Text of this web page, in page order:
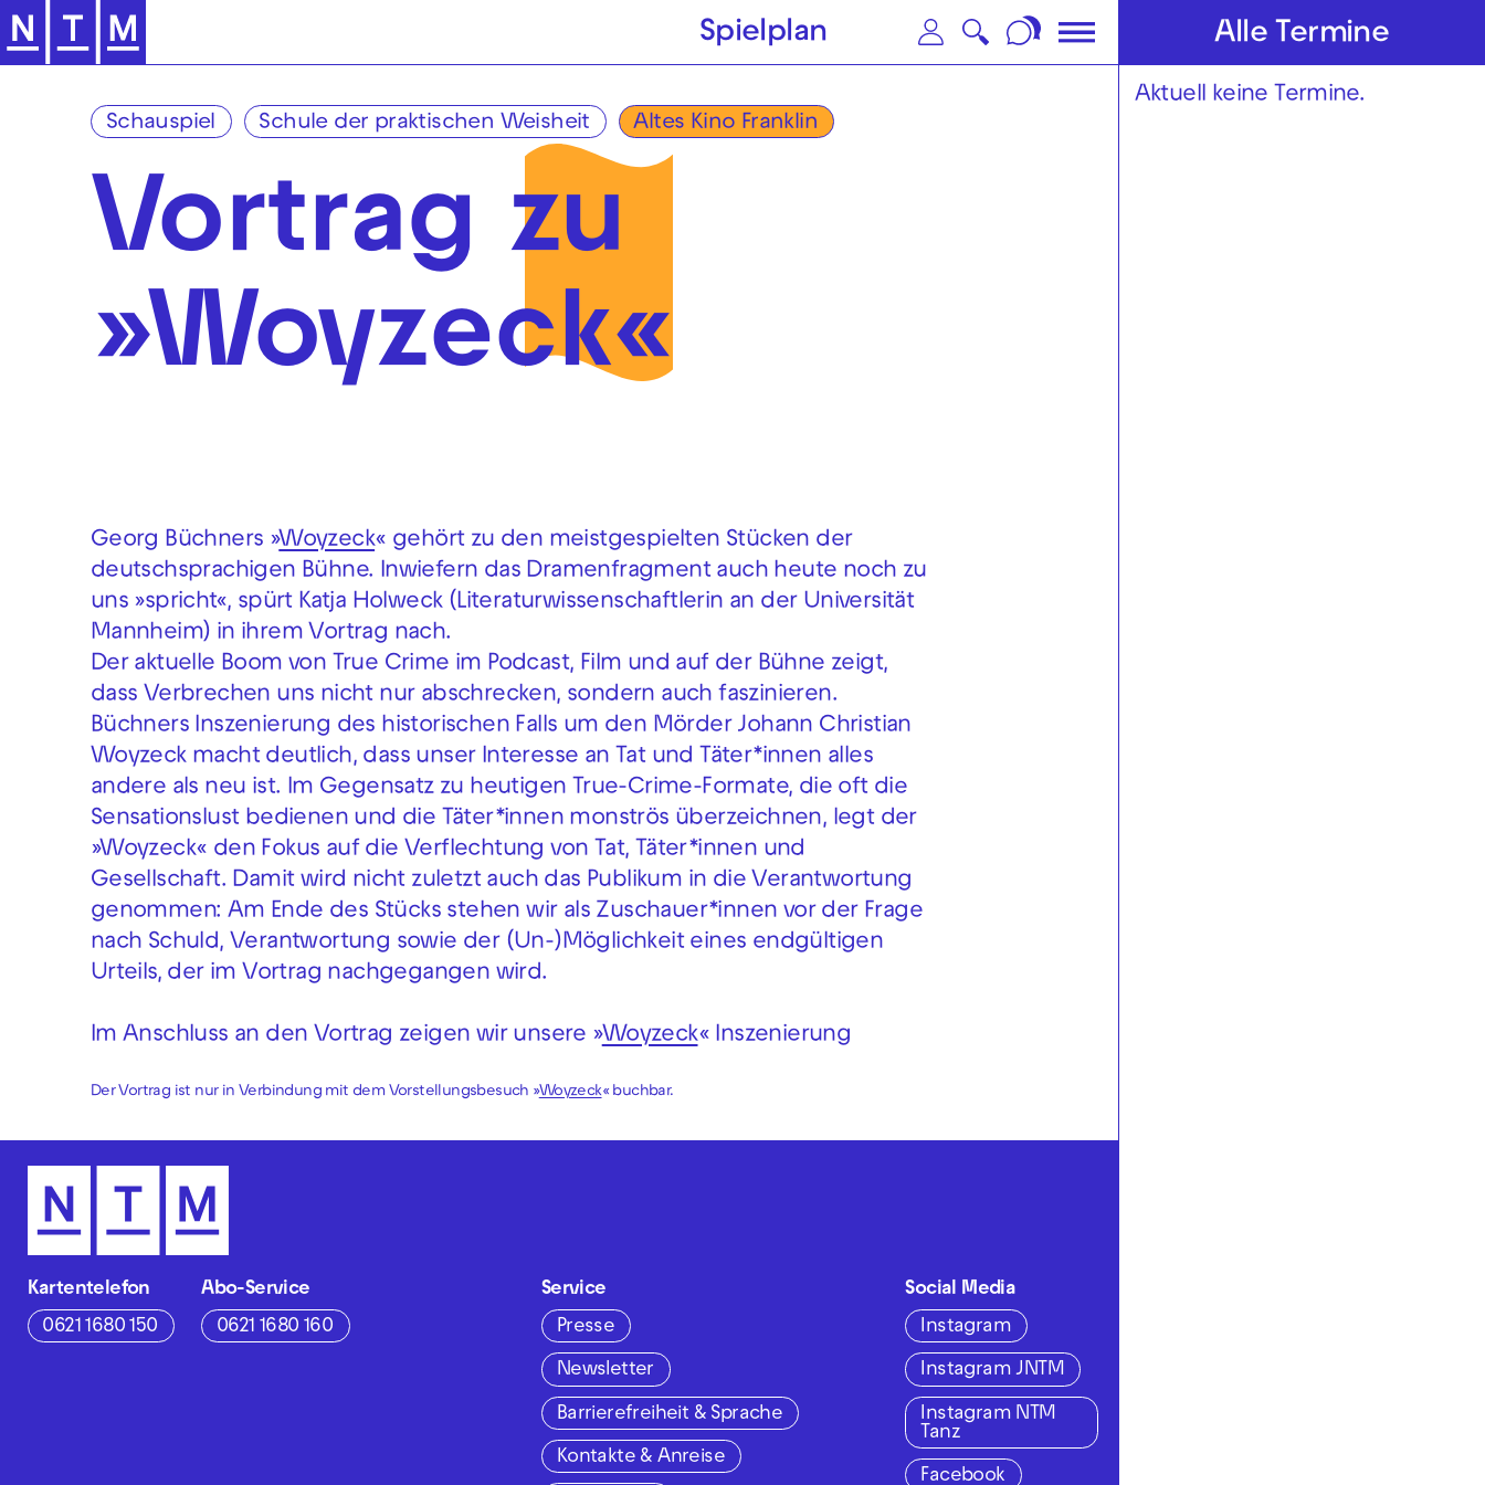
Zur Hauptnavigation springen Zum Hauptinhalt springen Zum Footer springen
Spielplan
Schauspiel Schule der praktischen Weisheit Altes Kino Franklin
Vortrag zu
»Woyzeck«
Georg Büchners »Woyzeck« gehört zu den meistgespielten Stücken der
deutschsprachigen Bühne. Inwiefern das Dramenfragment auch heute noch zu
uns »spricht«, spürt Katja Holweck (Literaturwissenschaftlerin an der Universität
Mannheim) in ihrem Vortrag nach.
Der aktuelle Boom von True Crime im Podcast, Film und auf der Bühne zeigt,
dass Verbrechen uns nicht nur abschrecken, sondern auch faszinieren.
Büchners Inszenierung des historischen Falls um den Mörder Johann Christian
Woyzeck macht deutlich, dass unser Interesse an Tat und Täter*innen alles
andere als neu ist. Im Gegensatz zu heutigen True-Crime-Formate, die oft die
Sensationslust bedienen und die Täter*innen monströs überzeichnen, legt der
»Woyzeck« den Fokus auf die Verflechtung von Tat, Täter*innen und
Gesellschaft. Damit wird nicht zuletzt auch das Publikum in die Verantwortung
genommen: Am Ende des Stücks stehen wir als Zuschauer*innen vor der Frage
nach Schuld, Verantwortung sowie der (Un-)Möglichkeit eines endgültigen
Urteils, der im Vortrag nachgegangen wird.
Im Anschluss an den Vortrag zeigen wir unsere »Woyzeck« Inszenierung
Der Vortrag ist nur in Verbindung mit dem Vorstellungsbesuch »Woyzeck« buchbar.
Alle Termine
Aktuell keine Termine.
Kartentelefon
0621 1680 150
Abo-Service
0621 1680 160
Service
Presse
Newsletter
Barrierefreiheit & Sprache
Kontakte & Anreise
Social Media
Instagram
Instagram JNTM
Instagram NTM
Tanz
Facebook